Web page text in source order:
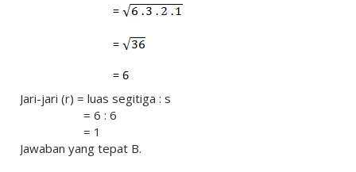
Jari-jari (r) = luas segitiga : s
= 6 : 6
= 1
Jawaban yang tepat B.